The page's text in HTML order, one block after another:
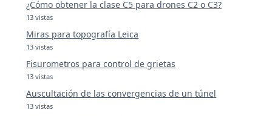
¿Cómo obtener la clase C5 para drones C2 o C3?
13 vistas
Miras para topografía Leica
13 vistas
Fisurometros para control de grietas
13 vistas
Auscultación de las convergencias de un túnel
13 vistas